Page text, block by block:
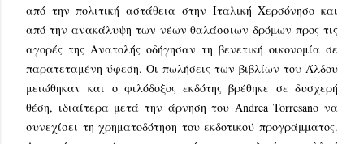
από την πολιτική αστάθεια στην Ιταλική Χερσόνησο και
από την ανακάλυψη των νέων θαλάσσιων δρόμων προς τις
αγορές της Ανατολής οδήγησαν τη βενετική οικονομία σε
παρατεταμένη ύφεση. Οι πωλήσεις των βιβλίων του Άλδου
μειώθηκαν και ο φιλόδοξος εκδότης βρέθηκε σε δυσχερή
θέση, ιδιαίτερα μετά την άρνηση του Andrea Torresano να
συνεχίσει τη χρηματοδότηση του εκδοτικού προγράμματος.